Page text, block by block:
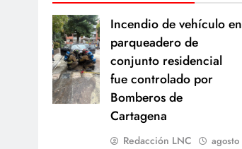
Incendio de vehículo en
parqueadero de
conjunto residencial
fue controlado por
Bomberos de
Cartagena
Redacción LNC
agosto